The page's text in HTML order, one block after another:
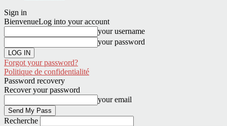
Sign in
BienvenueLog into your account
your username
your password
Forgot your password?
Politique de confidentialité
Password recovery
Recover your password
your email
Recherche